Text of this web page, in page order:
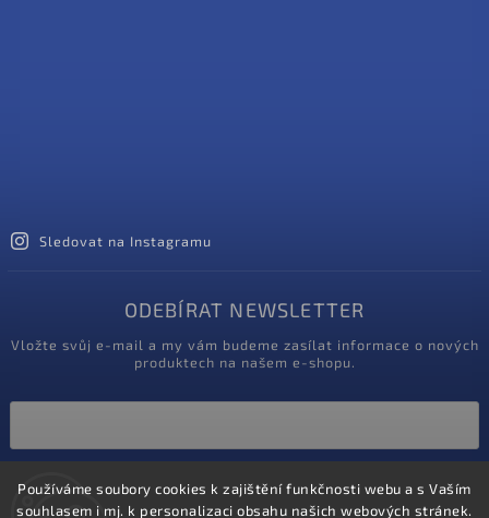
Používáme soubory cookies k zajištění funkčnosti webu a s Vaším
souhlasem i mj. k personalizaci obsahu našich webových stránek.
Sledovat na Instagramu
ODEBÍRAT NEWSLETTER
Vložte svůj e-mail a my vám budeme zasílat informace o nových
produktech na našem e-shopu.
podmínkami ochrany osobních údajů